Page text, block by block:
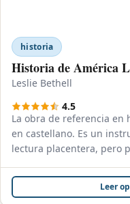
historia
Historia de América
Leslie Bethell
4.5
La obra de referencia
en castellano. Es un
lectura placentera, pero
Leer